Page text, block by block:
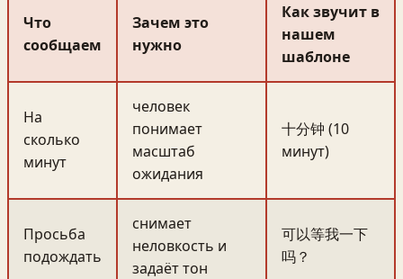
Что
сообщаем
Зачем это
нужно
Как звучит в
нашем
шаблоне
На
сколько
минут
человек
понимает
масштаб
ожидания
十分钟 (10
минут)
Просьба
подождать
снимает
неловкость и
задаёт тон
可以等我一下
吗？